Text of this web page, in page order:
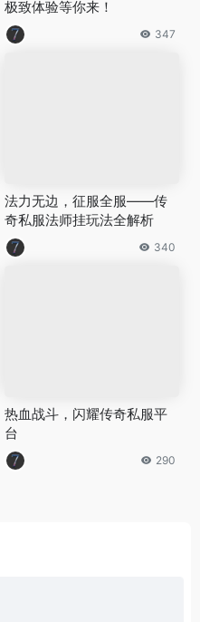
极致体验等你来！
347
法力无边，征服全服——传
奇私服法师挂玩法全解析
340
热血战斗，闪耀传奇私服平
台
290